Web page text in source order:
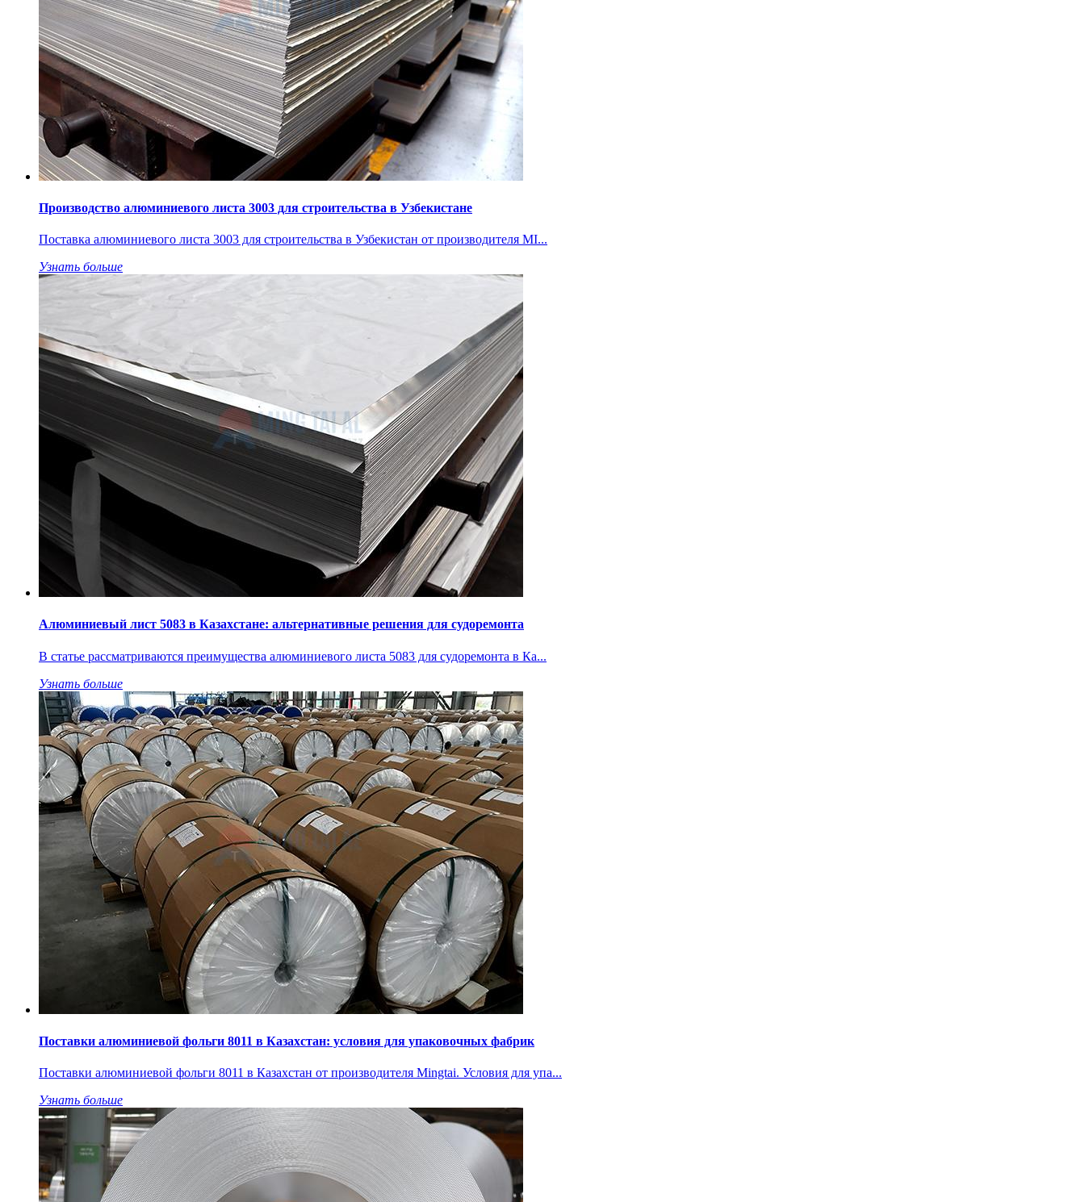
Производство алюминиевого листа 3003 для строительства в Узбекистане
Поставка алюминиевого листа 3003 для строительства в Узбекистан от производителя MI...
Узнать больше
Алюминиевый лист 5083 в Казахстане: альтернативные решения для судоремонта
В статье рассматриваются преимущества алюминиевого листа 5083 для судоремонта в Ка...
Узнать больше
Поставки алюминиевой фольги 8011 в Казахстан: условия для упаковочных фабрик
Поставки алюминиевой фольги 8011 в Казахстан от производителя Mingtai. Условия для упа...
Узнать больше